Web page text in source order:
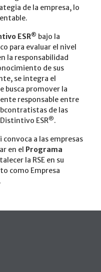
de la empresa, lo
ESR® bajo la
para evaluar el nivel
la responsabilidad
de sus
se integra el
busca promover la
responsable entre
de las
ESR®.
a las empresas
en el Programa
la RSE en su
como Empresa